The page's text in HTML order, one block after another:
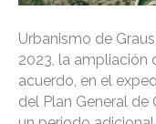
Urbanismo de
2023, la ampliación
acuerdo, en el
del Plan General de